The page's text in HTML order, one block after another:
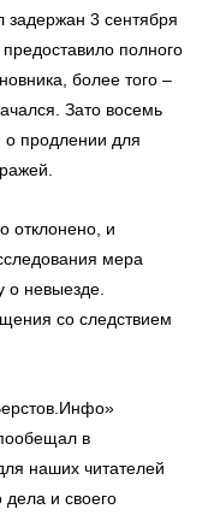
3 сентября
полного
более того –
Зато восемь
о продлении для
отклонено, и
мера
о невыезде.
со следствием
в
наших читателей
дела и своего